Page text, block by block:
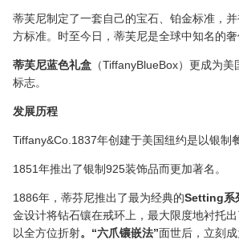
蒂芙尼制定了一套自己的宝石、铂金标准，
方标准。时至今日，蒂芙尼是全球中知名的奢
蒂芙尼蓝色礼盒 （TiffanyBlueBox）更成为
标志。
发展历程
Tiffany&Co.1837年创建于美国纽约是以银制
1851年推出了银制925装饰品而更加著名。
1886年，蒂芬尼推出了最为经典的Setting系
金设计将钻石镶在戒环上，最大限度地衬托
以全方位折射。“六爪镶嵌法”面世后，立刻